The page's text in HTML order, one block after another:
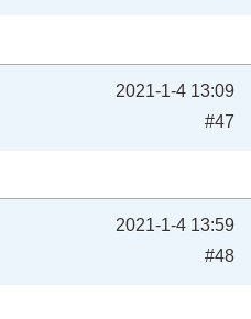
2021-1-4 13:09
#47
2021-1-4 13:59
#48